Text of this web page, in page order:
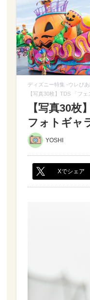
ディズニー特集 -ウレぴ
【写真30枚】TDS 「フ
【写真30
フォトギャ
YOSHI
Xでシェア